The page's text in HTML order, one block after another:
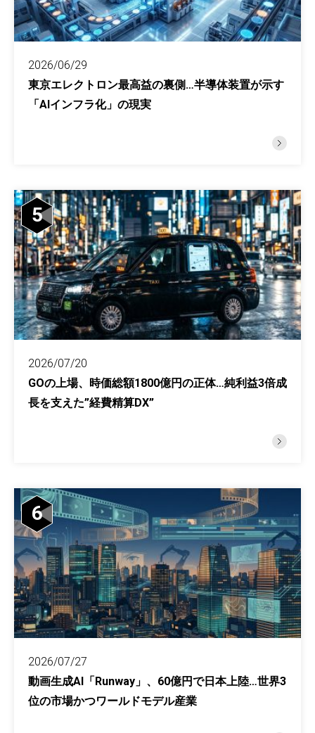
2026/06/29
東京エレクトロン最高益の裏側…半導体装置が示す
「AIインフラ化」の現実
5
2026/07/20
GOの上場、時価総額1800億円の正体…純利益3倍成
長を支えた”経費精算DX”
6
2026/07/27
動画生成AI「Runway」、60億円で日本上陸…世界3
位の市場かつワールドモデル産業